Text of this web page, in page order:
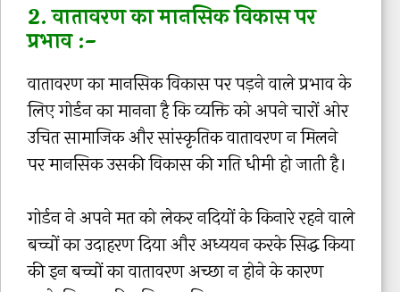
2. वातावरण का मानसिक विकास पर
प्रभाव :-
वातावरण का मानसिक विकास पर पड़ने वाले प्रभाव के
लिए गोर्डन का मानना है कि व्यक्ति को अपने चारों ओर
उचित सामाजिक और सांस्कृतिक वातावरण न मिलने
पर मानसिक उसकी विकास की गति धीमी हो जाती है।
गोर्डन ने अपने मत को लेकर नदियों के किनारे रहने वाले
बच्चों का उदाहरण दिया और अध्ययन करके सिद्ध किया
की इन बच्चों का वातावरण अच्छा न होने के कारण